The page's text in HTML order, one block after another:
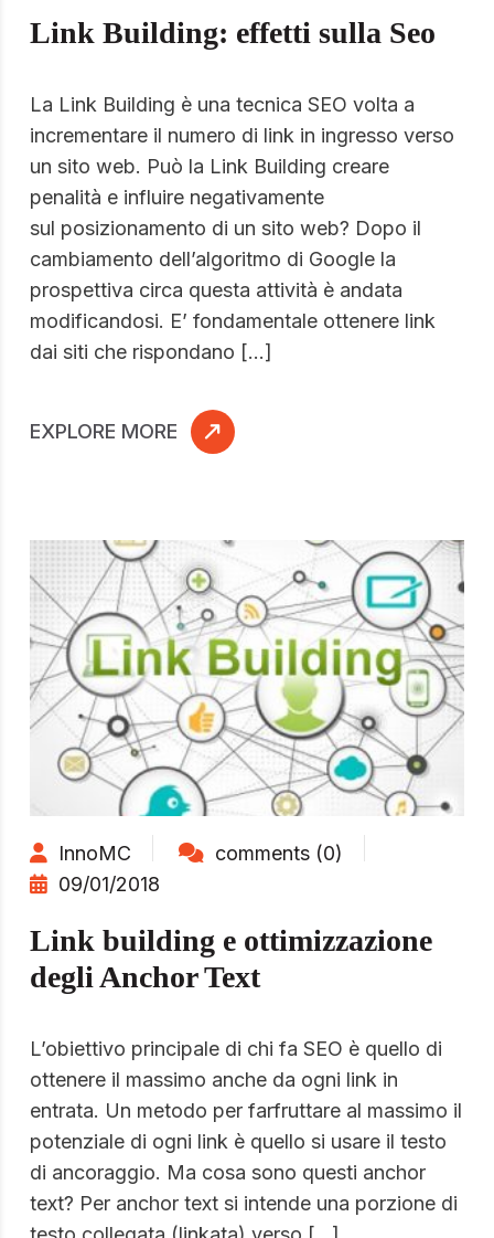
Link Building: effetti sulla Seo
La Link Building è una tecnica SEO volta a
incrementare il numero di link in ingresso verso
un sito web. Può la Link Building creare
penalità e influire negativamente
sul posizionamento di un sito web? Dopo il
cambiamento dell’algoritmo di Google la
prospettiva circa questa attività è andata
modificandosi. E’ fondamentale ottenere link
dai siti che rispondano […]
EXPLORE MORE
InnoMC
comments (0)
09/01/2018
Link building e ottimizzazione
degli Anchor Text
L’obiettivo principale di chi fa SEO è quello di
ottenere il massimo anche da ogni link in
entrata. Un metodo per farfruttare al massimo il
potenziale di ogni link è quello si usare il testo
di ancoraggio. Ma cosa sono questi anchor
text? Per anchor text si intende una porzione di